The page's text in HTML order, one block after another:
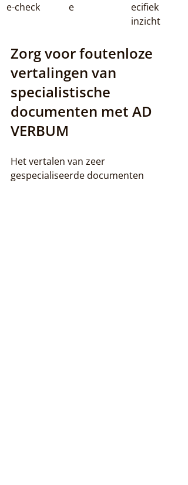
e-check
e
ecifiek
inzicht
Zorg voor foutenloze
vertalingen van
specialistische
documenten met AD
VERBUM
Het vertalen van zeer
gespecialiseerde documenten